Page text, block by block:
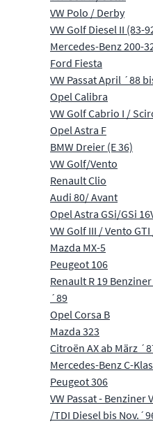
VW Polo / Derby
VW Golf Diesel II (83-
Mercedes-Benz 200-
Ford Fiesta
VW Passat April ´88
Opel Calibra
VW Golf Cabrio I /
Opel Astra F
BMW Dreier (E 36)
VW Golf/Vento
Renault Clio
Audi 80/ Avant
Opel Astra GSi/GSi
VW Golf III / Vento GTI
Mazda MX-5
Peugeot 106
Renault R 19
´89
Opel Corsa B
Mazda 323
Citroën AX ab März
Mercedes-Benz C-
Peugeot 306
VW Passat - Benziner
/TDI Diesel bis